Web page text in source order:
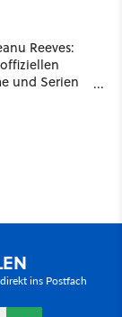
Reeves:
und Serien
ins Postfach